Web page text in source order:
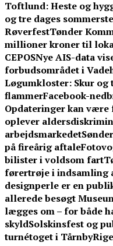
Toftlund: Heste og
og tre dages
RøverfestTønder
millioner kroner til
CEPOSNye AIS-data
forbudsområdet i
Løgumkloster: Skur og
flammerFacebook-
Opdateringer kan være
oplever
arbejdsmarkedet
på fireårig aftale
bilister i voldsom fart
førertrøje i indsamling
designperle er en
allerede besøgt
lægges om – for både
skyldSolskinsfest og
turnétoget i Tårnby